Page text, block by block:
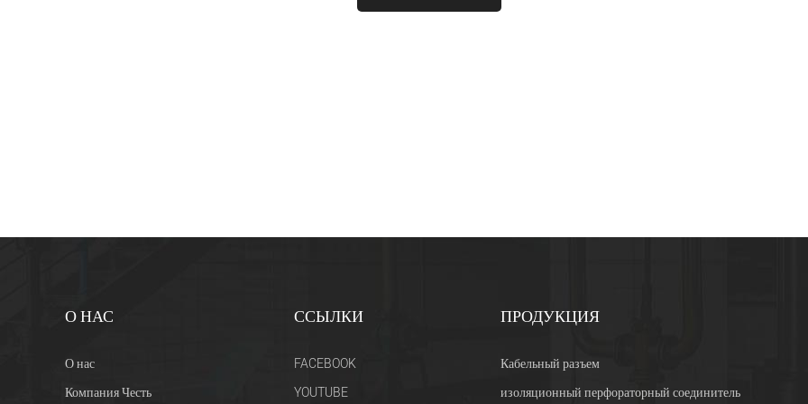
О НАС
О нас
Компания Честь
ССЫЛКИ
FACEBOOK
YOUTUBE
ПРОДУКЦИЯ
Кабельный разъем
изоляционный перфораторный соединитель